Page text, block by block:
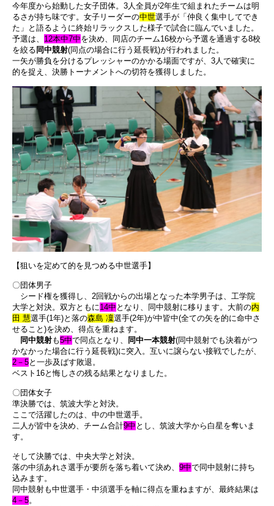
今年度から始動した女子団体。3人全員が2年生で組まれたチームは明
るさが持ち味です。女子リーダーの中世選手が「仲良く集中してでき
た」と語るように終始リラックスした様子で試合に臨んでいました。
予選は、 12本中7中を決め、同店のチーム16校から予選を通過する8校
を絞る同中競射(同点の場合に行う延長戦)が行われました。
一矢が勝負を分けるプレッシャーのかかる場面ですが、3人で確実に
的を捉え、決勝トーナメントへの切符を獲得しました。
【狙いを定めて的を見つめる中世選手】
〇団体男子
シード権を獲得し、2回戦からの出場となった本学男子は、工学院
大学と対決。双方ともに14中 となり、同中競射に移ります。大前の内
田 慧選手(1年)と落の森島 凜選手(2年)が中皆中(全ての矢を的に命中さ
せること)を決め、得点を重ねます。
同中競射も5中で同点となり、 同中一本競射(同中競射でも決着がつ
かなかった場合に行う延長戦)に突入。互いに譲らない接戦でしたが、
2－5と一歩及ばす敗退。
ベスト16と悔しさの残る結果となりました。
〇団体女子
準決勝では、筑波大学と対決。
ここで活躍したのは、中の中世選手。
二人が皆中を決め、チーム合計9中 とし、筑波大学から白星を奪いま
す。
そして決勝では、中央大学と対決。
落の中須あれさ選手が要所を落ち着いて決め、 9中で同中競射に持ち
込みます。
同中競射も中世選手・中須選手を軸に得点を重ねますが、最終結果は
4－5。